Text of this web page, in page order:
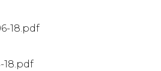
18.pdf
18.pdf